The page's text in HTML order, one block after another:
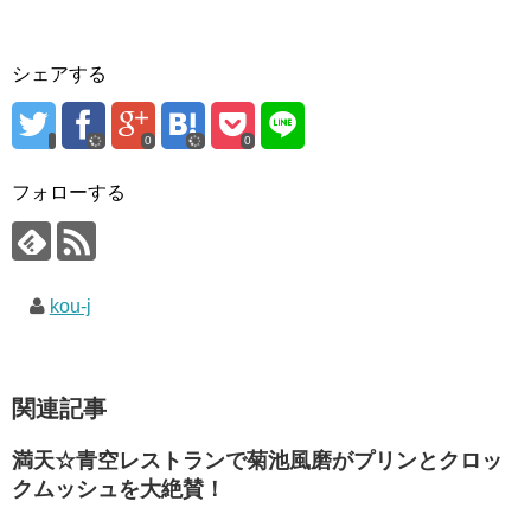
シェアする
0 0
フォローする
kou-j
関連記事
満天☆青空レストランで菊池風磨がプリンとクロッ
クムッシュを大絶賛！